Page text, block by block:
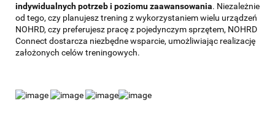
indywidualnych potrzeb i poziomu zaawansowania. Niezależnie
od tego, czy planujesz trening z wykorzystaniem wielu urządzeń
NOHRD, czy preferujesz pracę z pojedynczym sprzętem, NOHRD
Connect dostarcza niezbędne wsparcie, umożliwiając realizację
założonych celów treningowych.